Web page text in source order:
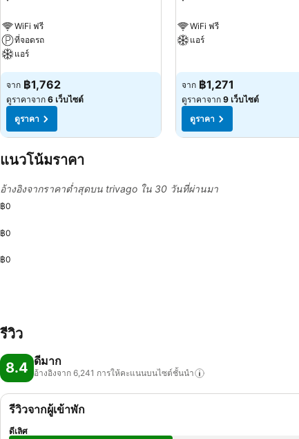
WiFi ฟรี
ที่จอดรถ
แอร์
ดูราคา
จาก ฿1,762
ดูราคาจาก 6 เว็บไซต์
ดูราคา
WiFi ฟรี
แอร์
จาก ฿1,271
ดูราคาจาก 9 เว็บไซต์
ดูราคา
แนวโน้มราคา
อ้างอิงจากราคาต่ำสุดบน trivago ใน 30 วันที่ผ่านมา
฿0
฿0
฿0
รีวิว
8.4 ดีมาก
อ้างอิงจาก 6,241 การให้คะแนนบนไซต์ชั้นนำ
รีวิวจากผู้เข้าพัก
ดีเลิศ